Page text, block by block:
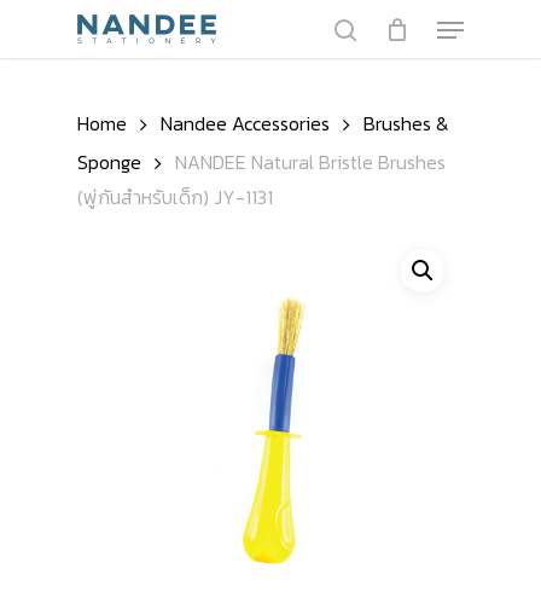
Menu
Home Nandee Accessories
Brushes &
Sponge
NANDEE Natural Bristle Brushes
(พู่กันสำหรับเด็ก) JY-1131